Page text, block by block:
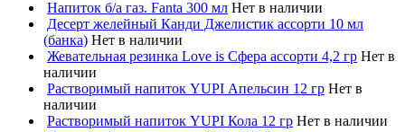
Напиток б/а газ. Fanta 300 мл Нет в наличии
Десерт желейный Канди Джелистик ассорти 10 мл
(банка) Нет в наличии
Жевательная резинка Love is Сфера ассорти 4,2 гр Нет в
наличии
Растворимый напиток YUPI Апельсин 12 гр Нет в
наличии
Растворимый напиток YUPI Кола 12 гр Нет в наличии